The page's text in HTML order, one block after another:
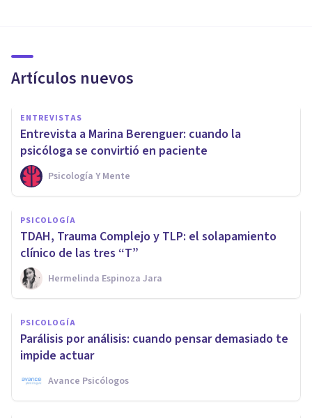
Artículos nuevos
ENTREVISTAS
Entrevista a Marina Berenguer: cuando la
psicóloga se convirtió en paciente
Psicología Y Mente
PSICOLOGÍA
TDAH, Trauma Complejo y TLP: el solapamiento
clínico de las tres “T”
Hermelinda Espinoza Jara
PSICOLOGÍA
Parálisis por análisis: cuando pensar demasiado te
impide actuar
Avance Psicólogos